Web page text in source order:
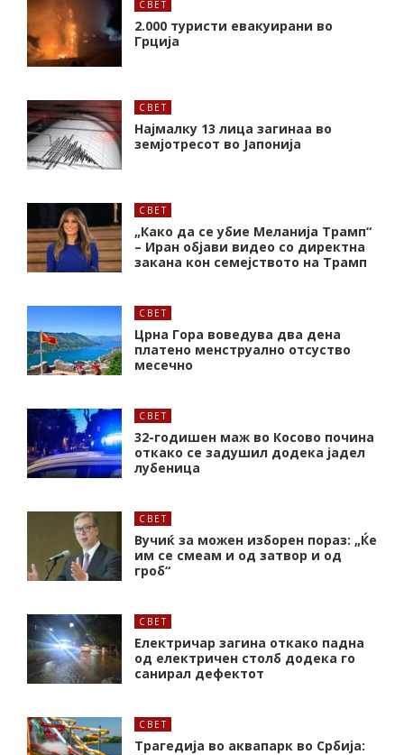
СВЕТ
2.000 туристи евакуирани во
Грција
СВЕТ
Најмалку 13 лица загинаа во
земјотресот во Јапонија
СВЕТ
„Како да се убие Меланија Трамп“
– Иран објави видео со директна
закана кон семејството на Трамп
СВЕТ
Црна Гора воведува два дена
платено менструално отсуство
месечно
СВЕТ
32-годишен маж во Косово почина
откако се задушил додека јадел
лубеница
СВЕТ
Вучиќ за можен изборен пораз: „Ќе
им се смеам и од затвор и од
гроб“
СВЕТ
Електричар загина откако падна
од електричен столб додека го
санирал дефектот
СВЕТ
Трагедија во аквапарк во Србија: